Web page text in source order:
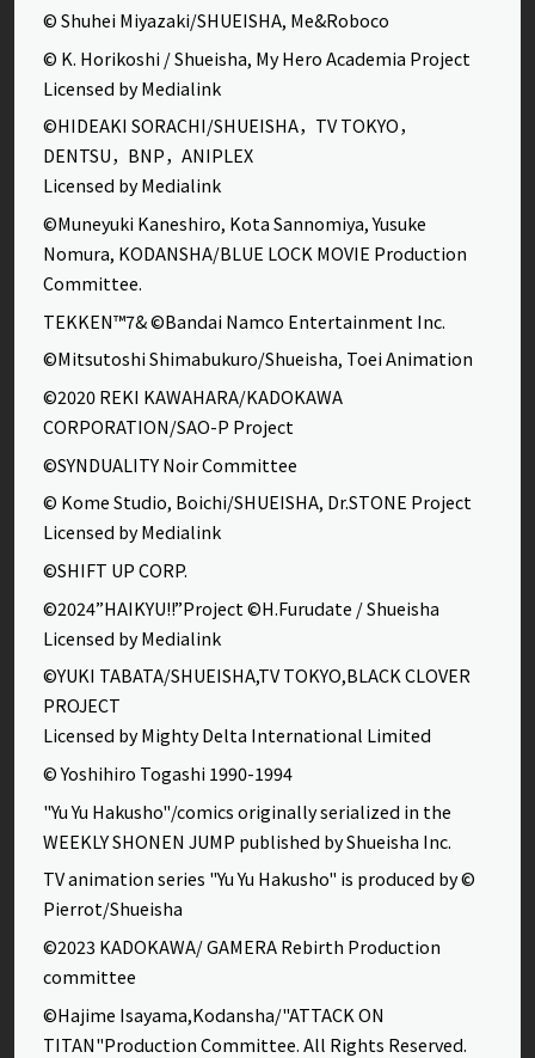
© Shuhei Miyazaki/SHUEISHA, Me&Roboco
© K. Horikoshi / Shueisha, My Hero Academia Project
Licensed by Medialink
©HIDEAKI SORACHI/SHUEISHA，TV TOKYO，
DENTSU，BNP，ANIPLEX
Licensed by Medialink
©Muneyuki Kaneshiro, Kota Sannomiya, Yusuke
Nomura, KODANSHA/BLUE LOCK MOVIE Production
Committee.
TEKKEN™7& ©Bandai Namco Entertainment Inc.
©Mitsutoshi Shimabukuro/Shueisha, Toei Animation
©2020 REKI KAWAHARA/KADOKAWA
CORPORATION/SAO-P Project
©SYNDUALITY Noir Committee
© Kome Studio, Boichi/SHUEISHA, Dr.STONE Project
Licensed by Medialink
©SHIFT UP CORP.
©2024”HAIKYU!!”Project ©H.Furudate / Shueisha
Licensed by Medialink
©YUKI TABATA/SHUEISHA,TV TOKYO,BLACK CLOVER
PROJECT
Licensed by Mighty Delta International Limited
© Yoshihiro Togashi 1990-1994
"Yu Yu Hakusho"/comics originally serialized in the
WEEKLY SHONEN JUMP published by Shueisha Inc.
TV animation series "Yu Yu Hakusho" is produced by ©
Pierrot/Shueisha
©2023 KADOKAWA/ GAMERA Rebirth Production
committee
©Hajime Isayama,Kodansha/"ATTACK ON
TITAN"Production Committee. All Rights Reserved.